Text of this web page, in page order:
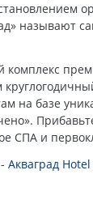
называют
комплекс
на базе
СПА и
Акваград